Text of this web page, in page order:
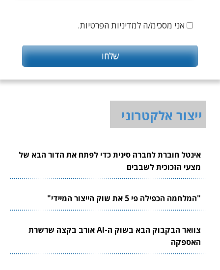
אני מסכימ/ה למדיניות הפרטיות.
ייצור אלקטרוני
אינטל חוברת לחברה סינית כדי לפתח את הדור הבא של
מצעי הזכוכית לשבבים
"המלחמה הכפילה פי 5 את שוק הייצור המיידי"
צוואר הבקבוק הבא בשוק ה-AI אורב בקצה שרשרת
האספקה